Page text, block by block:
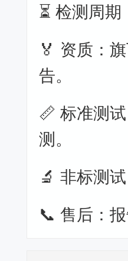
⏳ 检测周
🏅 资质：
告。
📏 标准测
测。
🔬 非标测
📞 售后：